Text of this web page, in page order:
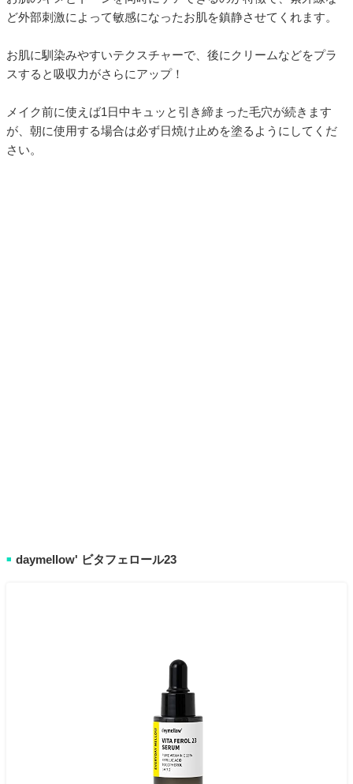
ど外部刺激によって敏感になったお肌を鎮静させてくれます。
お肌に馴染みやすいテクスチャーで、後にクリームなどをプラ
スすると吸収力がさらにアップ！
メイク前に使えば1日中キュッと引き締まった毛穴が続きます
が、朝に使用する場合は必ず日焼け止めを塗るようにしてくだ
さい。
■ daymellow' ビタフェロール23